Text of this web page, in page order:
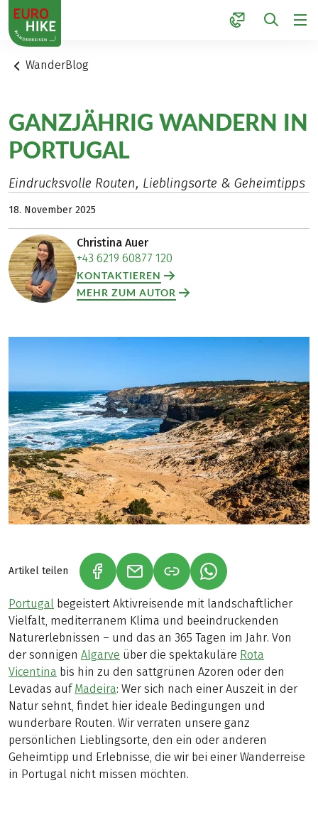
1
WanderBlog
GANZJÄHRIG WANDERN IN
PORTUGAL
Eindrucksvolle Routen, Lieblingsorte & Geheimtipps
18. November 2025
Christina Auer
+43 6219 60877 120
KONTAKTIEREN
MEHR ZUM AUTOR
Artikel teilen (LINK ÖFFNET IN NEUEM TAB)
(LINK ÖFFNET IN NEUEM TAB)
(LINK ÖFFNET IN
Portugal begeistert Aktivreisende mit landschaftlicher
Vielfalt, mediterranem Klima und beeindruckenden
Naturerlebnissen – und das an 365 Tagen im Jahr. Von
der sonnigen Algarve über die spektakuläre Rota
Vicentina bis hin zu den sattgrünen Azoren oder den
Levadas auf Madeira: Wer sich nach einer Auszeit in der
Natur sehnt, findet hier ideale Bedingungen und
wunderbare Routen. Wir verraten unsere ganz
persönlichen Lieblingsorte, den ein oder anderen
Geheimtipp und Erlebnisse, die wir bei einer Wanderreise
in Portugal nicht missen möchten.